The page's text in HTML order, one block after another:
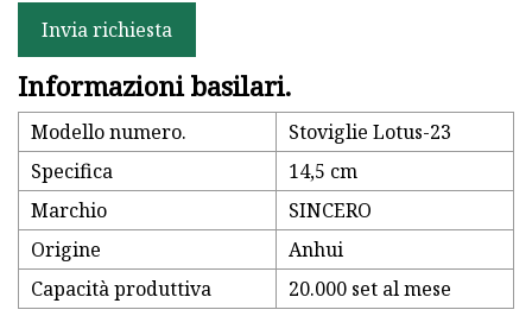
Invia richiesta
Informazioni basilari.
Modello numero.
Stoviglie Lotus-23
Specifica
14,5 cm
Marchio
SINCERO
Origine
Anhui
Capacità produttiva
20.000 set al mese